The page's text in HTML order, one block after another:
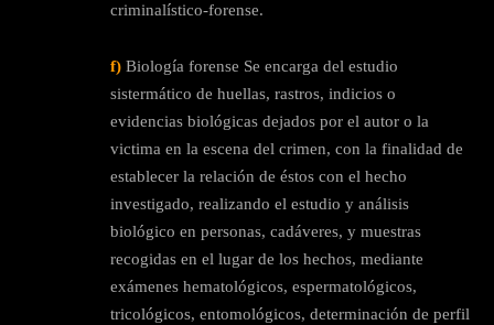
criminalístico-forense.
f) Biología forense Se encarga del estudio
sistermático de huellas, rastros, indicios o
evidencias biológicas dejados por el autor o la
victima en la escena del crimen, con la finalidad de
establecer la relación de éstos con el hecho
investigado, realizando el estudio y análisis
biológico en personas, cadáveres, y muestras
recogidas en el lugar de los hechos, mediante
exámenes hematológicos, espermatológicos,
tricológicos, entomológicos, determinación de perfil